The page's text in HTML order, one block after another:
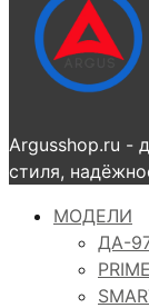
Argusshop.ru -
стиля,
МОДЕЛИ
ДА-
PRIME